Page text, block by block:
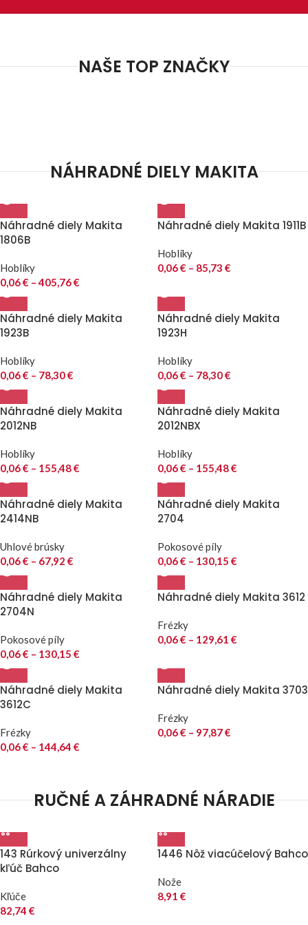
NAŠE TOP ZNAČKY
NÁHRADNÉ DIELY MAKITA
Náhradné diely Makita
1806B
Hoblíky
0,06€ – 405,76€
Náhradné diely Makita 1911B
Hoblíky
0,06€ – 85,73 €
Náhradné diely Makita
1923B
Hoblíky
0,06€ – 78,30€
Náhradné diely Makita
1923H
Hoblíky
0,06€ – 78,30€
Náhradné diely Makita
2012NB
Hoblíky
0,06€ – 155,48€
Náhradné diely Makita
2012NBX
Hoblíky
0,06€ – 155,48€
Náhradné diely Makita
2414NB
Uhlové brúsky
0,06€ – 67,92 €
Náhradné diely Makita
2704
Pokosové píly
0,06€ – 130,15 €
Náhradné diely Makita
2704N
Pokosové píly
0,06€ – 130,15 €
Náhradné diely Makita 3612
Frézky
0,06€ – 129,61 €
Náhradné diely Makita
3612C
Frézky
0,06€ – 144,64 €
Náhradné diely Makita 3703
Frézky
0,06€ – 97,87€
RUČNÉ A ZÁHRADNÉ NÁRADIE
143 Rúrkový univerzálny
kľúč Bahco
Kľúče
82,74 €
1446 Nôž viacúčelový Bahco
Nože
8,91 €